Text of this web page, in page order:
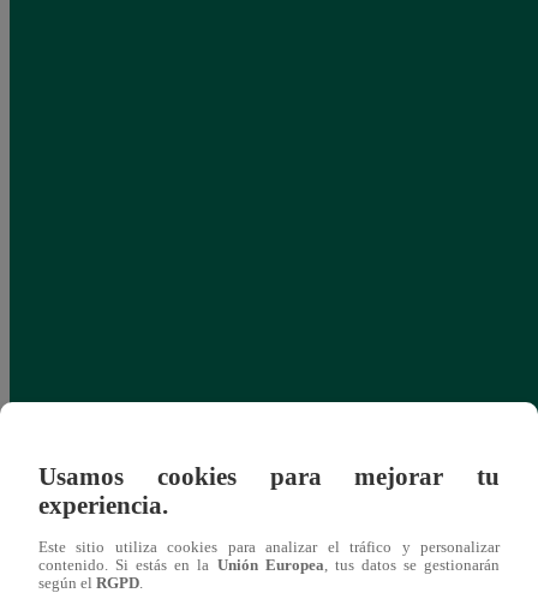
Usamos cookies para mejorar tu
experiencia.
Este sitio utiliza cookies para analizar el tráfico y personalizar
contenido. Si estás en la Unión Europea , tus datos se gestionarán
según el RGPD